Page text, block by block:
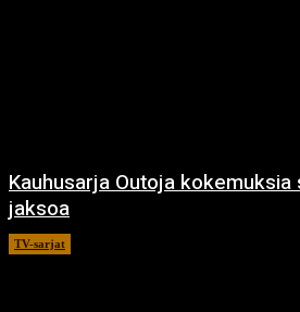
Kauhusarja Outoja kokemuksia
jaksoa
TV-sarjat